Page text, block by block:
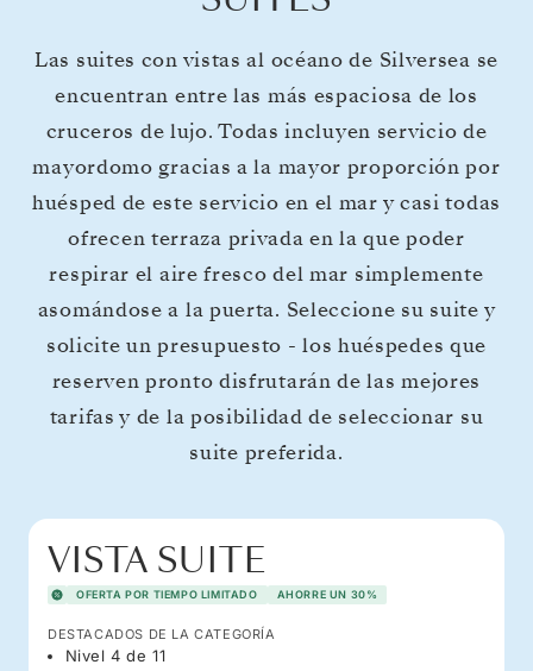
Las suites con vistas al océano de Silversea se
encuentran entre las más espaciosa de los
cruceros de lujo. Todas incluyen servicio de
mayordomo gracias a la mayor proporción por
huésped de este servicio en el mar y casi todas
ofrecen terraza privada en la que poder
respirar el aire fresco del mar simplemente
asomándose a la puerta. Seleccione su suite y
solicite un presupuesto - los huéspedes que
reserven pronto disfrutarán de las mejores
tarifas y de la posibilidad de seleccionar su
suite preferida.
VISTA SUITE
OFERTA POR TIEMPO LIMITADO AHORRE UN 30%
DESTACADOS DE LA CATEGORÍA
Nivel 4 de 11